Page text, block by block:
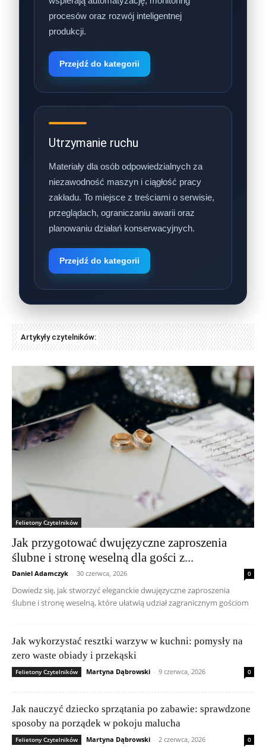
procesów oraz rozwój inteligentnej
produkcji.
Przejdź do kategorii
Utrzymanie ruchu
Materiały dla osób odpowiedzialnych za
niezawodność maszyn i ciągłość pracy
zakładu. To miejsce z treściami o serwisie,
przeglądach, ograniczaniu awarii oraz
planowaniu działań konserwacyjnych.
Przejdź do kategorii
Artykyły czytelników:
Felietony Czytelników
Jak przygotować dwujęzyczne zaproszenia
ślubne i stronę weselną dla gości z...
Daniel Adamczyk - 30 czerwca, 2026 0
Dowiedz się, jak stworzyć eleganckie dwujęzyczne zaproszenia
ślubne i stronę weselną, które ułatwią udział zagranicznym gościom
Jak wykorzystać resztki warzyw w kuchni: pomysły na
zero waste obiady i przekąski
Felietony Czytelników Martyna Dąbrowski - 9 czerwca, 2026 0
Jak nauczyć dziecko sprzątania po zabawie: sprawdzone
sposoby na porządek w pokoju malucha
Felietony Czytelników Martyna Dąbrowski - 2 czerwca, 2026 0